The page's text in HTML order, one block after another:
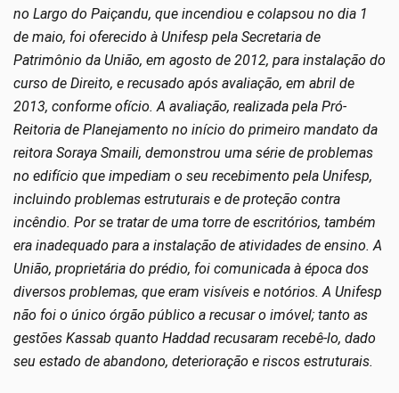
no Largo do Paiçandu, que incendiou e colapsou no dia 1
de maio, foi oferecido à Unifesp pela Secretaria de
Patrimônio da União, em agosto de 2012, para instalação do
curso de Direito, e recusado após avaliação, em abril de
2013, conforme ofício. A avaliação, realizada pela Pró-
Reitoria de Planejamento no início do primeiro mandato da
reitora Soraya Smaili, demonstrou uma série de problemas
no edifício que impediam o seu recebimento pela Unifesp,
incluindo problemas estruturais e de proteção contra
incêndio. Por se tratar de uma torre de escritórios, também
era inadequado para a instalação de atividades de ensino. A
União, proprietária do prédio, foi comunicada à época dos
diversos problemas, que eram visíveis e notórios. A Unifesp
não foi o único órgão público a recusar o imóvel; tanto as
gestões Kassab quanto Haddad recusaram recebê-lo, dado
seu estado de abandono, deterioração e riscos estruturais.